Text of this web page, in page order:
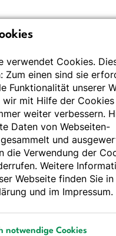
- Ihre Partnerin für
für Ernährung e.
136
600
800
verwendet Cookies.
Zum einen sind sie
Funktionalität unserer
wir mit Hilfe der Cookies
weiter verbessern.
Daten von Webseiten-
und
die Verwendung der
Weitere
Webseite finden Sie in
und im Impressum.
notwendige Cookies